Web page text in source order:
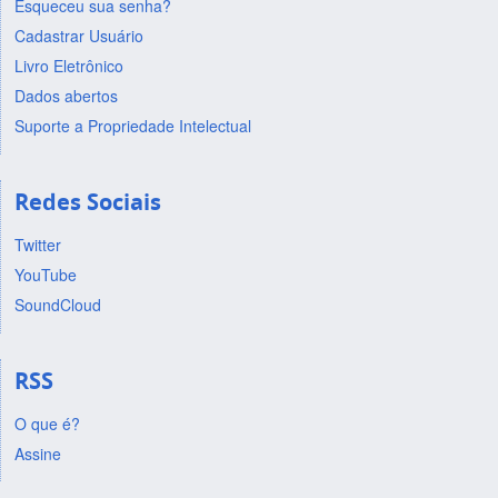
Esqueceu sua senha?
Cadastrar Usuário
Livro Eletrônico
Dados abertos
Suporte a Propriedade Intelectual
Redes Sociais
Twitter
YouTube
SoundCloud
RSS
O que é?
Assine